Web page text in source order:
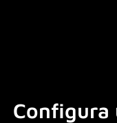
Configura